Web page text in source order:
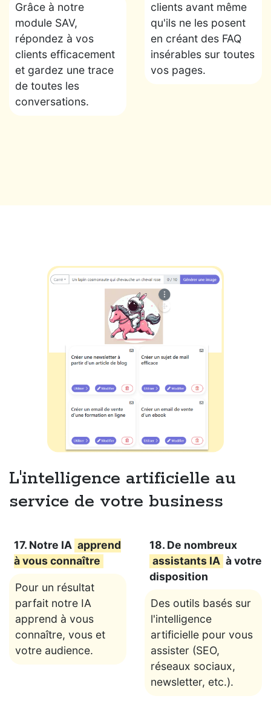
Grâce à notre
module SAV,
répondez à vos
clients efficacement
et gardez une trace
de toutes les
conversations.
clients avant même
qu'ils ne les posent
en créant des FAQ
insérables sur toutes
vos pages.
L'intelligence artificielle au
service de votre business
17. Notre IA apprend
à vous connaître
Pour un résultat
parfait notre IA
apprend à vous
connaître, vous et
votre audience.
18. De nombreux
assistants IA à votre
disposition
Des outils basés sur
l'intelligence
artificielle pour vous
assister (SEO,
réseaux sociaux,
newsletter, etc.).